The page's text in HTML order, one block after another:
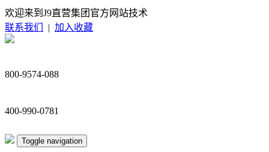
欢迎来到J9直营集团官方网站技术
联系我们
| 加入收藏
800-9574-088
400-990-0781
Toggle navigation